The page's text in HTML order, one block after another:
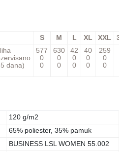
S M L XL XXL
dana)
577
0
0
630
0
0
42
0
0
40
0
0
259
0
0
120 g/m2
65% poliester, 35% pamuk
BUSINESS LSL WOMEN 55.002